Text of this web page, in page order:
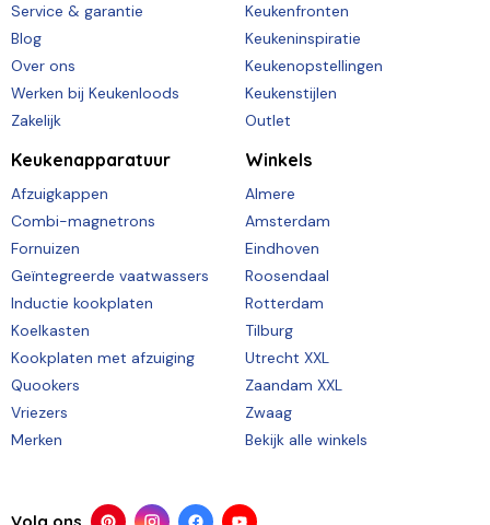
Service & garantie
Blog
Over ons
Werken bij Keukenloods
Zakelijk
Keukenfronten
Keukeninspiratie
Keukenopstellingen
Keukenstijlen
Outlet
Keukenapparatuur
Afzuigkappen
Combi-magnetrons
Fornuizen
Geïntegreerde vaatwassers
Inductie kookplaten
Koelkasten
Kookplaten met afzuiging
Quookers
Vriezers
Merken
Winkels
Almere
Amsterdam
Eindhoven
Roosendaal
Rotterdam
Tilburg
Utrecht XXL
Zaandam XXL
Zwaag
Bekijk alle winkels